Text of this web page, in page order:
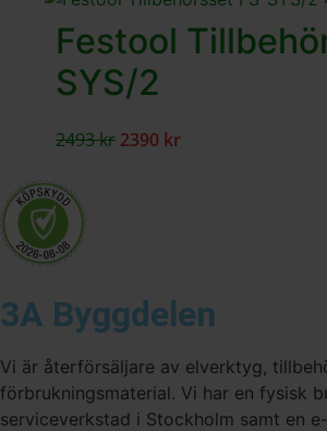
Festool
SYS/2
2493kr 2390 kr
3A Byggdelen
Vi är återförsäljare av elverktyg,
förbrukningsmaterial. Vi har en fysisk
serviceverkstad i Stockholm samt en